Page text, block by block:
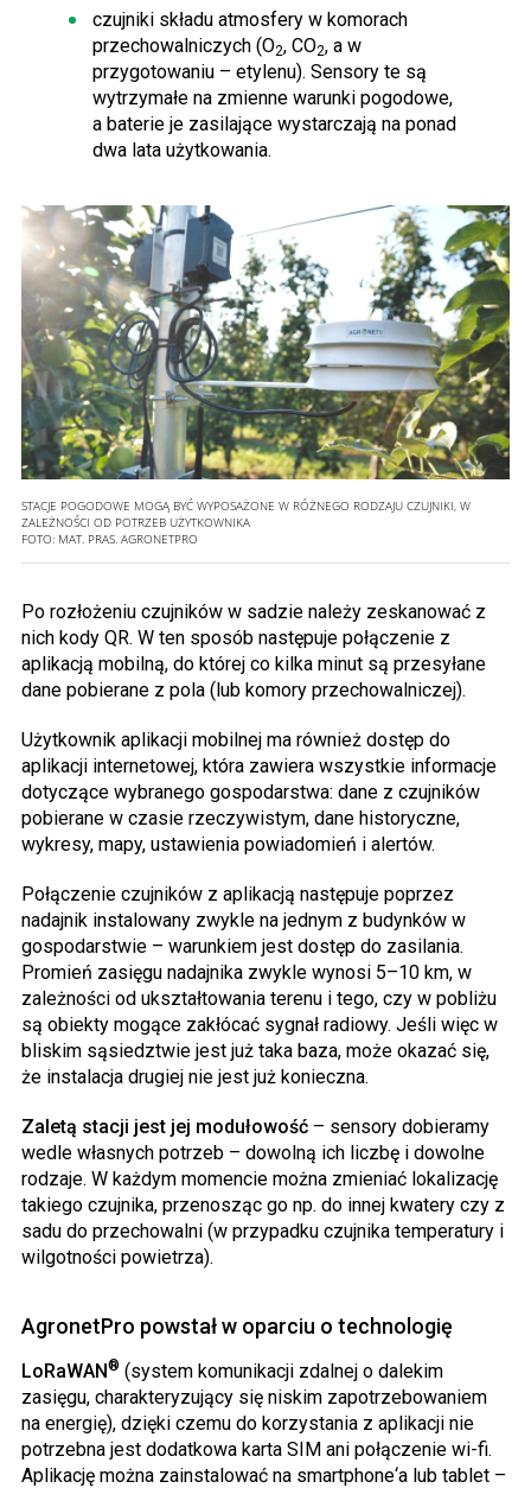
czujniki składu atmosfery w komorach
przechowalniczych (O2, CO2, a w
przygotowaniu – etylenu). Sensory te są
wytrzymałe na zmienne warunki pogodowe,
a baterie je zasilające wystarczają na ponad
dwa lata użytkowania.
STACJE POGODOWE MOGĄ BYĆ WYPOSAŻONE W RÓŻNEGO RODZAJU CZUJNIKI, W
ZALEŻNOŚCI OD POTRZEB UŻYTKOWNIKA
FOTO: MAT. PRAS. AGRONETPRO
Po rozłożeniu czujników w sadzie należy zeskanować z
nich kody QR. W ten sposób następuje połączenie z
aplikacją mobilną, do której co kilka minut są przesyłane
dane pobierane z pola (lub komory przechowalniczej).
Użytkownik aplikacji mobilnej ma również dostęp do
aplikacji internetowej, która zawiera wszystkie informacje
dotyczące wybranego gospodarstwa: dane z czujników
pobierane w czasie rzeczywistym, dane historyczne,
wykresy, mapy, ustawienia powiadomień i alertów.
Połączenie czujników z aplikacją następuje poprzez
nadajnik instalowany zwykle na jednym z budynków w
gospodarstwie – warunkiem jest dostęp do zasilania.
Promień zasięgu nadajnika zwykle wynosi 5–10 km, w
zależności od ukształtowania terenu i tego, czy w pobliżu
są obiekty mogące zakłócać sygnał radiowy. Jeśli więc w
bliskim sąsiedztwie jest już taka baza, może okazać się,
że instalacja drugiej nie jest już konieczna.
Zaletą stacji jest jej modułowość – sensory dobieramy
wedle własnych potrzeb – dowolną ich liczbę i dowolne
rodzaje. W każdym momencie można zmieniać lokalizację
takiego czujnika, przenosząc go np. do innej kwatery czy z
sadu do przechowalni (w przypadku czujnika temperatury i
wilgotności powietrza).
AgronetPro powstał w oparciu o technologię
LoRaWAN® (system komunikacji zdalnej o dalekim
zasięgu, charakteryzujący się niskim zapotrzebowaniem
na energię), dzięki czemu do korzystania z aplikacji nie
potrzebna jest dodatkowa karta SIM ani połączenie wi-fi.
Aplikację można zainstalować na smartphone‘a lub tablet –